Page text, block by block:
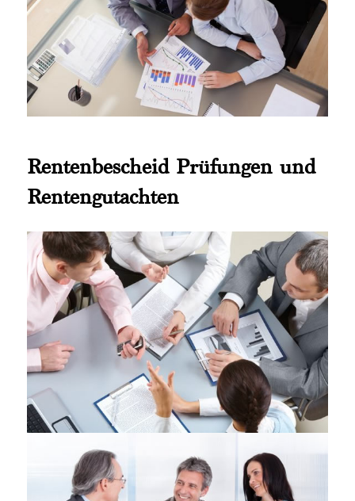
Rentenbescheid Prüfungen und
Rentengutachten